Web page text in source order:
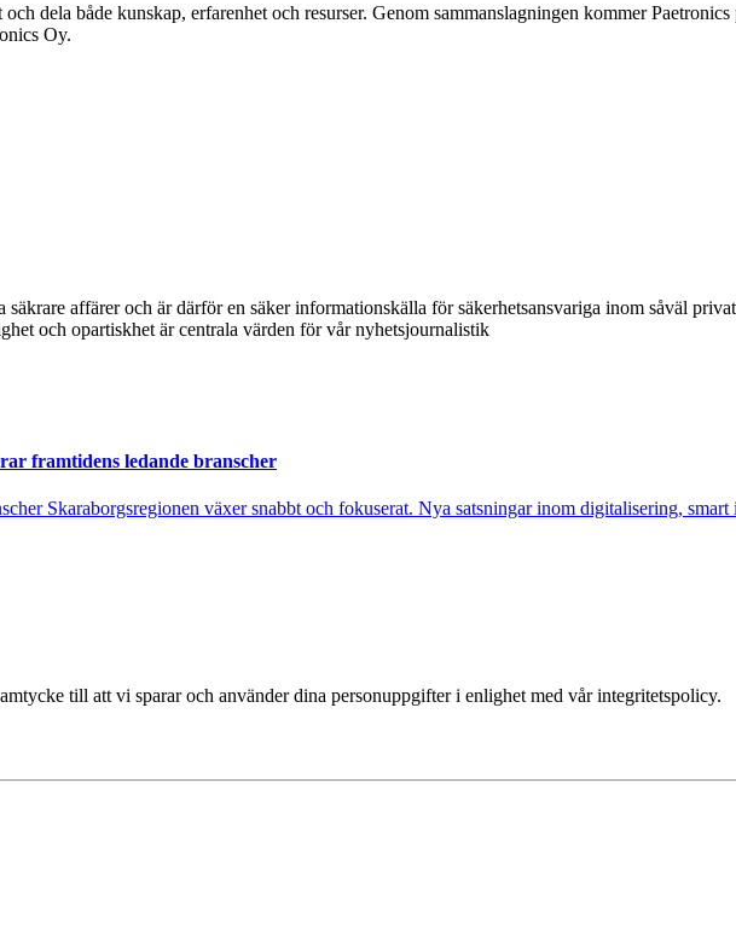
dela både kunskap, erfarenhet och resurser. Genom sammanslagningen kommer
Oy.
affärer och är därför en säker informationskälla för säkerhetsansvariga inom såväl
och opartiskhet är centrala värden för vår nyhetsjournalistik
framtidens ledande branscher
Skaraborgsregionen växer snabbt och fokuserat. Nya satsningar inom digitalisering,
till att vi sparar och använder dina personuppgifter i enlighet med vår integritetspolicy.